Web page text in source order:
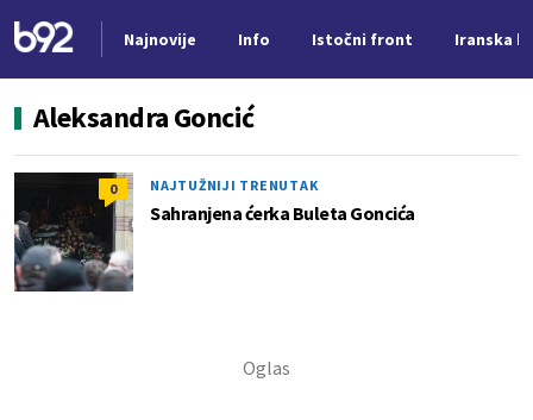
Najnovije Info Istočni front Iranska
Aleksandra Goncić
0 NAJTUŽNIJI TRENUTAK
Sahranjena ćerka Buleta Goncića